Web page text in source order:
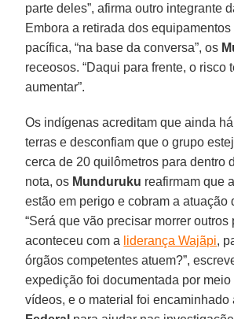
parte deles”, afirma outro integrante
Embora a retirada dos
pacífica, “na base da conversa”, os
receosos. “Daqui para frente, o risco
aumentar”.
Os indígenas acreditam que ainda
terras e desconfiam que o grupo
cerca de 20 quilômetros para dentro
nota, os Munduruku reafirmam que
estão em perigo e cobram a atuação
“Será que vão precisar morrer outros
aconteceu com a liderança Wajãpi,
órgãos competentes atuem?”,
expedição foi documentada por meio
vídeos, e o material foi encaminhado